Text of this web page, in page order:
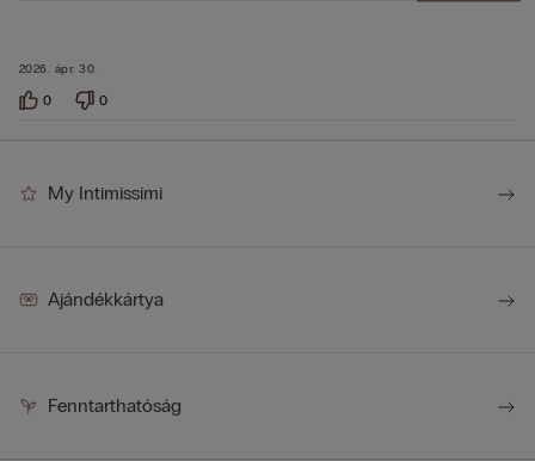
2026. ápr. 30.
0 0
My Intimissimi
Ajándékkártya
Fenntarthatóság